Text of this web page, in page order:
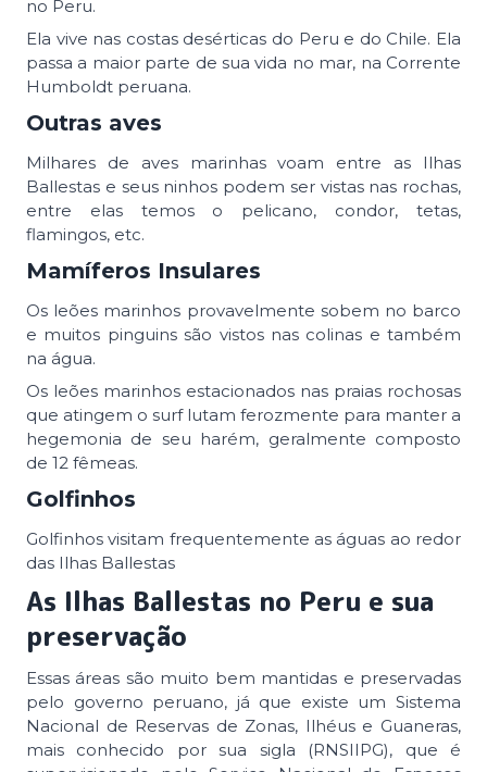
no Peru.
Ela vive nas costas desérticas do Peru e do Chile. Ela
passa a maior parte de sua vida no mar, na Corrente
Humboldt peruana.
Outras aves
Milhares de aves marinhas voam entre as Ilhas
Ballestas e seus ninhos podem ser vistas nas rochas,
entre elas temos o pelicano, condor, tetas,
flamingos, etc.
Mamíferos Insulares
Os leões marinhos provavelmente sobem no barco
e muitos pinguins são vistos nas colinas e também
na água.
Os leões marinhos estacionados nas praias rochosas
que atingem o surf lutam ferozmente para manter a
hegemonia de seu harém, geralmente composto
de 12 fêmeas.
Golfinhos
Golfinhos visitam frequentemente as águas ao redor
das Ilhas Ballestas
As Ilhas Ballestas no Peru e sua
preservação
Essas áreas são muito bem mantidas e preservadas
pelo governo peruano, já que existe um Sistema
Nacional de Reservas de Zonas, Ilhéus e Guaneras,
mais conhecido por sua sigla (RNSIIPG), que é